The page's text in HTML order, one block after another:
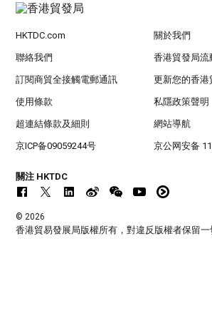
HKTDC.com 關於我們
聯絡我們 香港貿發局流
訂閱商貿全接觸電郵通訊 更新您的香港
使用條款 私隱政策聲明
超連結條款及細則 網站導航
京ICP备09059244号 京公网安备
關注 HKTDC
© 2026
香港貿易發展局版權所有，對違反版權者保留一